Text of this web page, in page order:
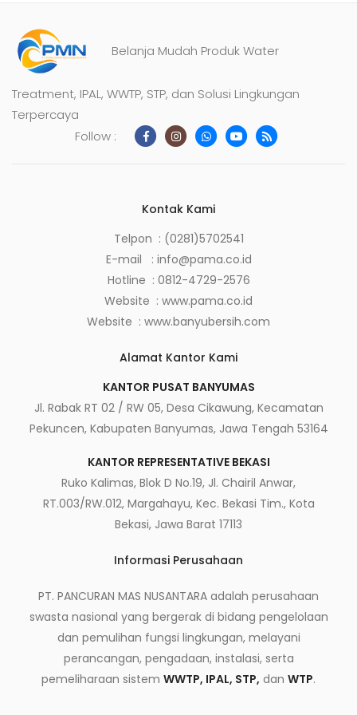
Belanja Mudah Produk Water
Treatment, IPAL, WWTP, STP, dan Solusi Lingkungan
Terpercaya
Follow :
Kontak Kami
Telpon : (0281)5702541
E-mail : info@pama.co.id
Hotline : 0812-4729-2576
Website : www.pama.co.id
Website : www.banyubersih.com
Alamat Kantor Kami
KANTOR PUSAT BANYUMAS
Jl. Rabak RT 02 / RW 05, Desa Cikawung, Kecamatan
Pekuncen, Kabupaten Banyumas, Jawa Tengah 53164
KANTOR REPRESENTATIVE BEKASI
Ruko Kalimas, Blok D No.19, Jl. Chairil Anwar,
RT.003/RW.012, Margahayu, Kec. Bekasi Tim., Kota
Bekasi, Jawa Barat 17113
Informasi Perusahaan
PT. PANCURAN MAS NUSANTARA adalah perusahaan
swasta nasional yang bergerak di bidang pengelolaan
dan pemulihan fungsi lingkungan, melayani
perancangan, pengadaan, instalasi, serta
pemeliharaan sistem WWTP, IPAL, STP, dan WTP.